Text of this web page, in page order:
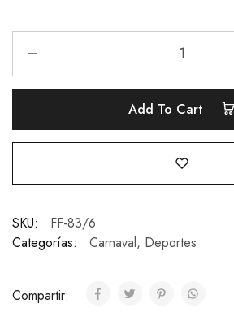
Add To Cart
SKU:
FF-83/6
Categorías:
Carnaval, Deportes
Compartir: